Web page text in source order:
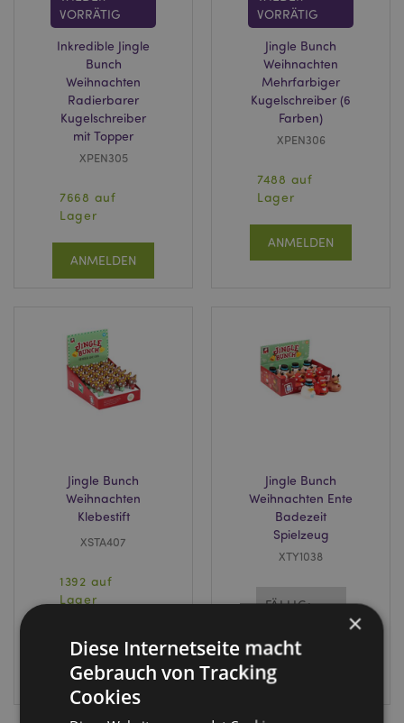
VORRÄTIG
Inkredible Jingle
Bunch
Weihnachten
Radierbarer
Kugelschreiber
mit Topper
XPEN305
7668 auf
Lager
ANMELDEN
VORRÄTIG
Jingle Bunch
Weihnachten
Mehrfarbiger
Kugelschreiber (6
Farben)
XPEN306
7488 auf
Lager
ANMELDEN
Jingle Bunch
Weihnachten
Klebestift
XSTA407
1392 auf
Lager
ANMELDEN
Jingle Bunch
Weihnachten Ente
Badezeit
Spielzeug
XTY1038
FÄLLIG:
ANMELDEN
×
Diese Internetseite macht
Gebrauch von Tracking
Cookies